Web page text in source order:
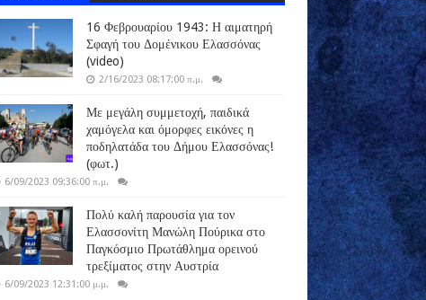
16 Φεβρουαρίου 1943: Η αιματηρή
Σφαγή του Δομένικου Ελασσόνας
(video)
2/16/2023 08:17:00 π.μ.
Με μεγάλη συμμετοχή, παιδικά
χαμόγελα και όμορφες εικόνες η
ποδηλατάδα του Δήμου Ελασσόνας!
(φωτ.)
6/09/2023 09:36:00 π.μ.
Πολύ καλή παρουσία για τον
Ελασσονίτη Μανώλη Πούρικα στο
Παγκόσμιο Πρωτάθλημα ορεινού
τρεξίματος στην Αυστρία
6/09/2023 12:31:00 μ.μ.